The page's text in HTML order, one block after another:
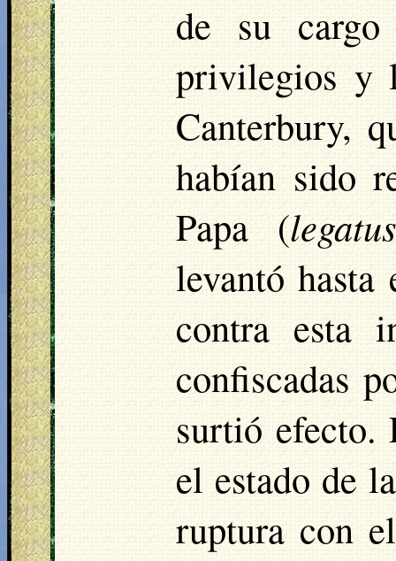
de su
privilegios y
Canterbury,
habían sido
Papa (legatus
levantó
contra esta
confiscadas
surtió efecto.
el estado de
ruptura con